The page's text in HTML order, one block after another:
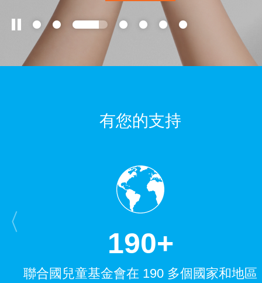
有您的支持
190+
聯合國兒童基金會在 190 多個國家和地區